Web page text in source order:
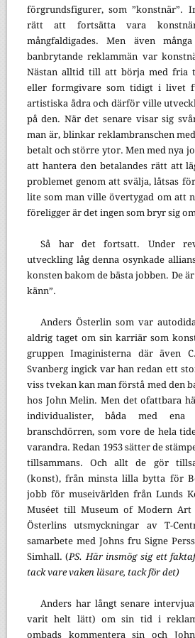
förgrundsfigurer, som ”konstnär”.
rätt att fortsätta vara
mångfaldigades. Men även
banbrytande reklammän var
Nästan alltid till att börja med fria
eller formgivare som tidigt i livet
artistiska ådra och därför ville
på den. När det senare visar sig
man är, blinkar reklambranschen
betalt och större ytor. Men med nya
att hantera den betalandes rätt att
problemet genom att svälja, låtsas
lite som man ville övertygad om att
föreligger är det ingen som bryr sig
Så har det fortsatt. Under
utveckling låg denna osynkade
konsten bakom de bästa jobben. De
känn”.
Anders Österlin som var
aldrig taget om sin karriär som
gruppen Imaginisterna där även
Svanberg ingick var han redan ett
viss tvekan kan man förstå med den
hos John Melin. Men det ofattbara
individualister, båda med
branschdörren, som vore de hela
varandra. Redan 1953 sätter de
tillsammans. Och allt de gör
(konst), från minsta lilla bytta för
jobb för museivärlden från Lunds
Muséet till Museum of Modern
Österlins utsmyckningar av T-
samarbete med Johns fru Signe
Simhall. (PS. Här insmög sig ett
tack vare vaken läsare, tack för det)
Anders har långt senare
varit helt lätt) om sin tid i
ombads kommentera sin och